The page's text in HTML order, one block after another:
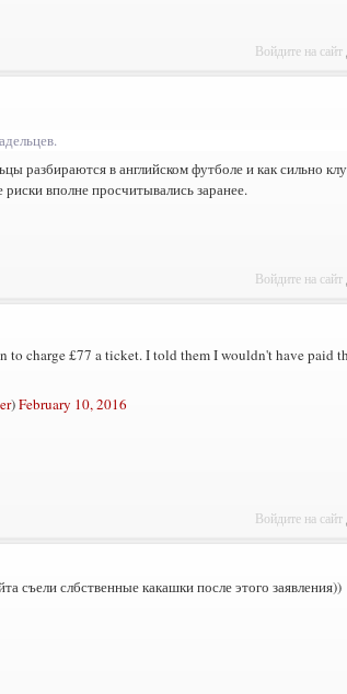
Войдите на сайт
разбираются в английском футболе и как сильно
вполне просчитывались заранее.
Войдите на сайт
to charge £77 a ticket. I told them I wouldn't have paid
)February 10, 2016
Войдите на сайт
съели слбственные какашки после этого заявления))